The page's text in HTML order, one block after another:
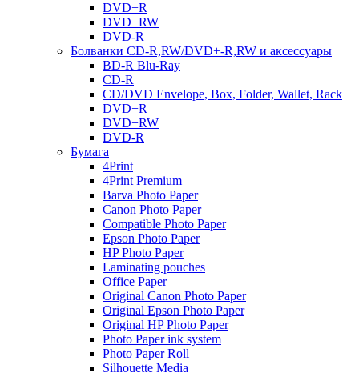
DVD+R
DVD+RW
DVD-R
Болванки CD-R,RW/DVD+-R,RW и аксессуары
BD-R Blu-Ray
CD-R
CD/DVD Envelope, Box, Folder, Wallet, Rack
DVD+R
DVD+RW
DVD-R
Бумага
4Print
4Print Premium
Barva Photo Paper
Canon Photo Paper
Compatible Photo Paper
Epson Photo Paper
HP Photo Paper
Laminating pouches
Office Paper
Original Canon Photo Paper
Original Epson Photo Paper
Original HP Photo Paper
Photo Paper ink system
Photo Paper Roll
Silhouette Media